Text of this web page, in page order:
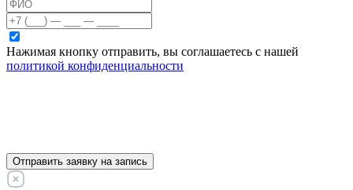
Нажимая кнопку отправить, вы соглашаетесь с нашей
политикой конфиденциальности
Отправить заявку на запись